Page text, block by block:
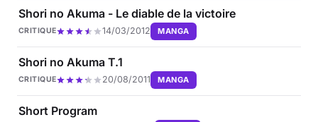
Shori no Akuma - Le diable de la victoire
CRITIQUE 14/03/2012 MANGA
Shori no Akuma T.1
CRITIQUE 20/08/2011 MANGA
Short Program